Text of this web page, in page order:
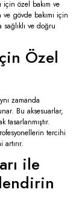
için özel bakım ve
gövde bakımı için
sağlıklı ve doğru
Özel
zamanda
Bu aksesuarlar,
tercihi
ile